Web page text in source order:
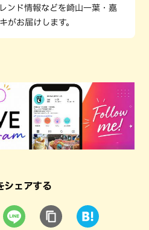
ンド情報などを崎山一葉・嘉
がお届けします。
シェアする